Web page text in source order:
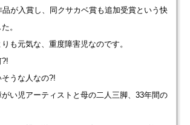
が入賞し、同クサカベ賞も追加受賞という快
。
も元気な、重度障害児なのです。
うな人なの?!
がい児アーティストと母の二人三脚、33年間の